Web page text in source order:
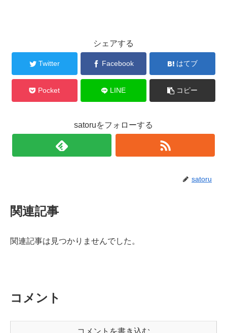
シェアする
Twitter Facebook はてブ
Pocket LINE コピー
satoruをフォローする
satoru
関連記事
関連記事は見つかりませんでした。
コメント
コメントを書き込む